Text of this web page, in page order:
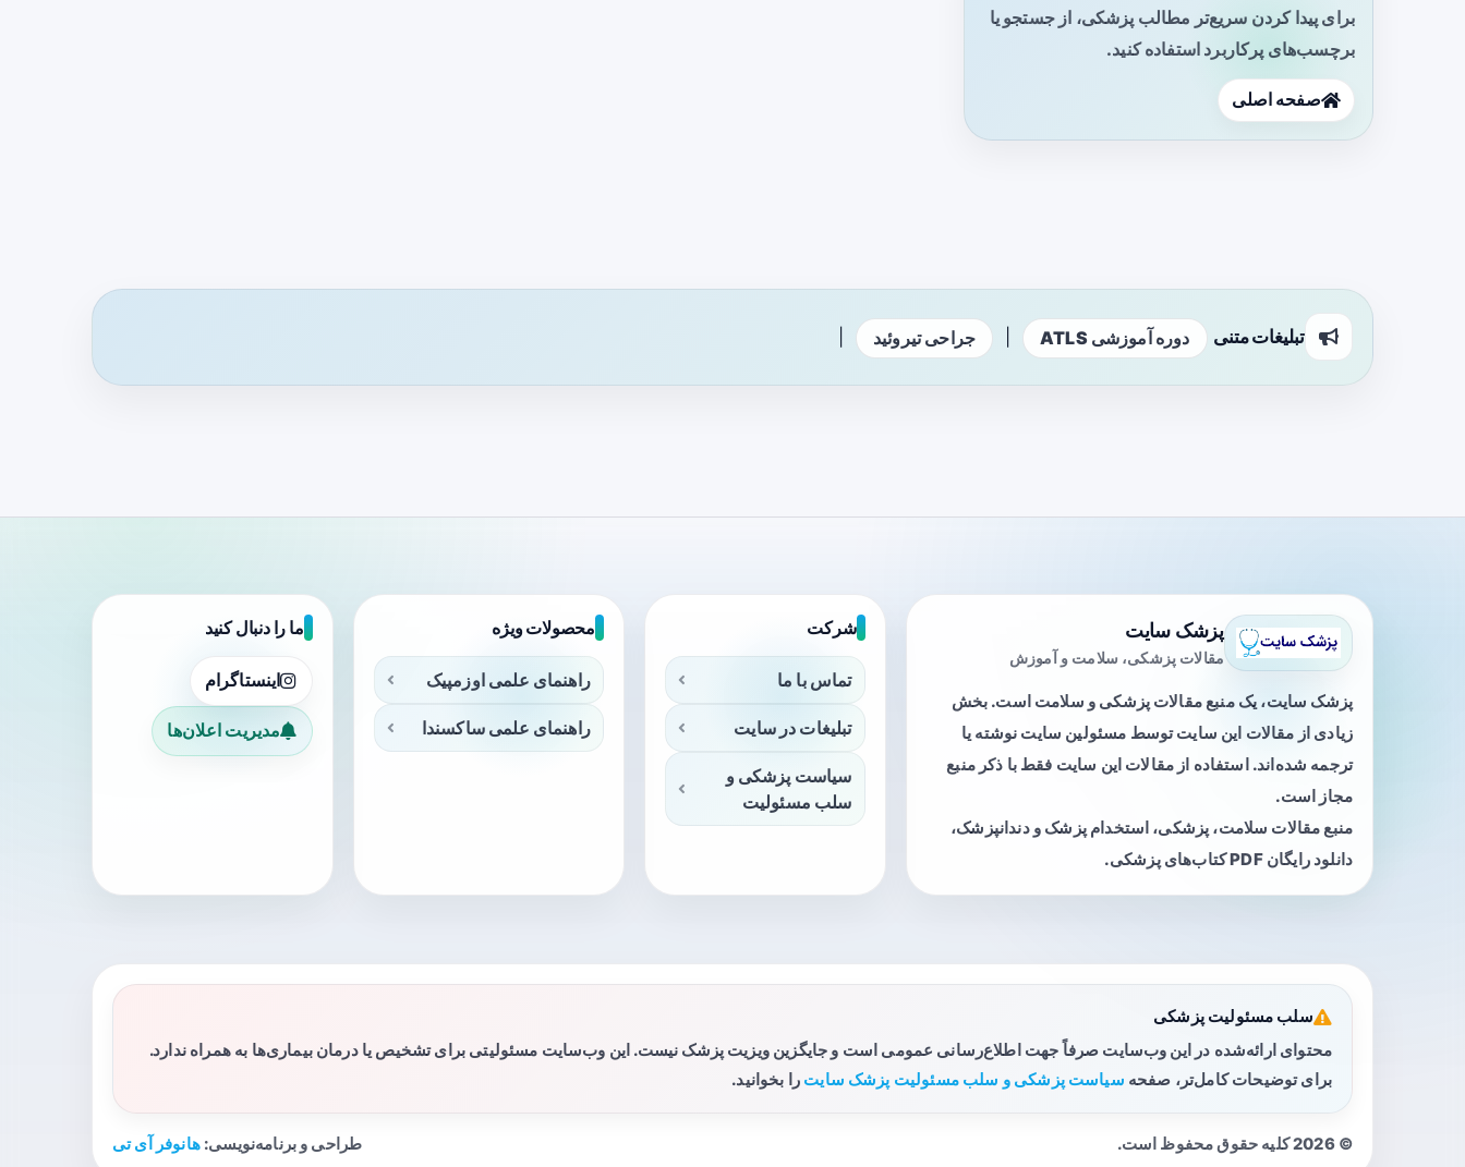
برای پیدا کردن سریع‌تر مطالب پزشکی، از جستجو یا
برچسب‌های پرکاربرد استفاده کنید.
صفحه اصلی
تبلیغات متنی دوره آموزشی ATLS جراحی تیروئید
پزشک سایت
مقالات پزشکی، سلامت و آموزش
پزشک سایت، یک منبع مقالات پزشکی و سلامت است. بخش
زیادی از مقالات این سایت توسط مسئولین سایت نوشته یا
ترجمه شده‌اند. استفاده از مقالات این سایت فقط با ذکر منبع
مجاز است.
منبع مقالات سلامت، پزشکی، استخدام پزشک و دندانپزشک،
دانلود رایگان PDF کتاب‌های پزشکی.
شرکت
تماس با ما
تبلیغات در سایت
سیاست پزشکی و
سلب مسئولیت
محصولات ویژه
راهنمای علمی اوزمپیک
راهنمای علمی ساکسندا
ما را دنبال کنید
اینستاگرام
مدیریت اعلان‌ها
سلب مسئولیت پزشکی
محتوای ارائه‌شده در این وب‌سایت صرفاً جهت اطلاع‌رسانی عمومی است و جایگزین ویزیت پزشک نیست. این وب‌سایت مسئولیتی برای تشخیص یا درمان بیماری‌ها به همراه ندارد.
برای توضیحات کامل‌تر، صفحه سیاست پزشکی و سلب مسئولیت پزشک سایت را بخوانید.
© 2026 کلیه حقوق محفوظ است. طراحی و برنامه‌نویسی:هانوفر آی تی